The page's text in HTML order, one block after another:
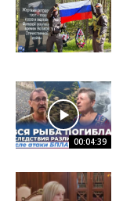
00:04:39